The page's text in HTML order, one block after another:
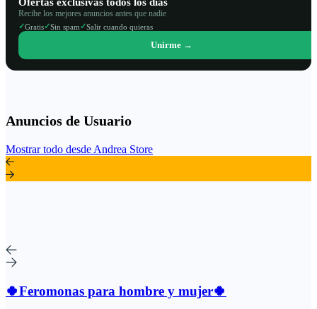
Recibe los mejores anuncios antes que nadie
✓Gratis✓Sin spam✓Salir cuando quieras
Unirme →
Anuncios de Usuario
Mostrar todo desde Andrea Store
🍀Feromonas para hombre y mujer🍀